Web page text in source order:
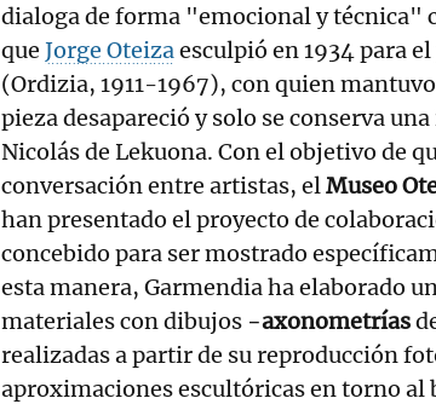
dialoga de forma "emocional y técnica"
que Jorge Oteizaesculpió en 1934 para
(Ordizia, 1911-1967), con quien
pieza desapareció y solo se conserva
Nicolás de Lekuona. Con el objetivo de
conversación entre artistas, elMuseo
han presentado el proyecto de
concebido para ser mostrado
esta manera, Garmendia ha elaborado
materiales con dibujos −axonometrías
realizadas a partir de su reproducción
aproximaciones escultóricas en torno